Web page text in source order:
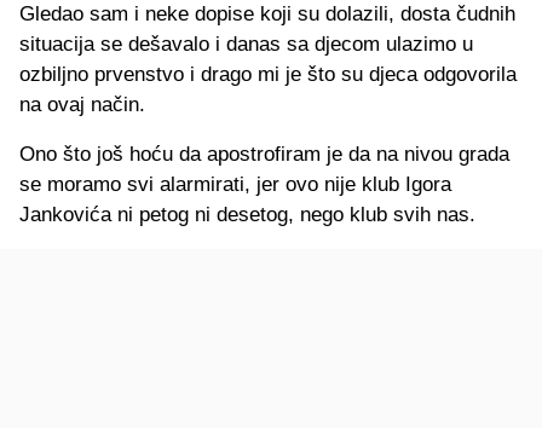
Gledao sam i neke dopise koji su dolazili, dosta čudnih
situacija se dešavalo i danas sa djecom ulazimo u
ozbiljno prvenstvo i drago mi je što su djeca odgovorila
na ovaj način.
Ono što još hoću da apostrofiram je da na nivou grada
se moramo svi alarmirati, jer ovo nije klub Igora
Jankovića ni petog ni desetog, nego klub svih nas.